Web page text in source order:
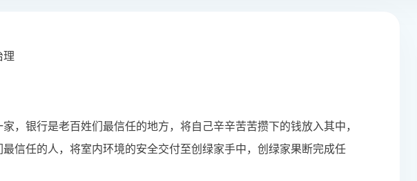
理
，银行是老百姓们最信任的地方，将自己辛辛苦苦攒下的钱放入其中，
信任的人，将室内环境的安全交付至创绿家手中， 创绿家果断完成任